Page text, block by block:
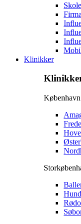
Klinikker
København